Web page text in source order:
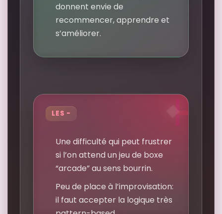
donnent envie de
recommencer, apprendre et
s’améliorer.
LES -
Une difficulté qui peut frustrer
si l’on attend un jeu de boxe
“arcade” au sens bourrin.
Peu de place à l’improvisation:
il faut accepter la logique très